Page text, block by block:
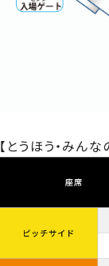
【とうほう・みん